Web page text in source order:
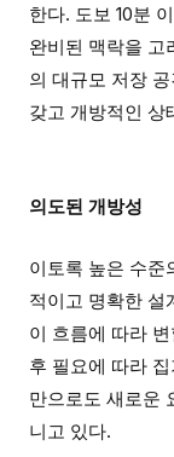
한다. 도보 10분
완비된 맥락을 고
의 대규모 저장
갖고 개방적인 상
의도된 개방성
이토록 높은 수준
적이고 명확한 설
이 흐름에 따라
후 필요에 따라
만으로도 새로운
니고 있다.